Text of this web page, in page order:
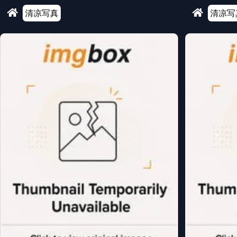
清凉写真 清凉